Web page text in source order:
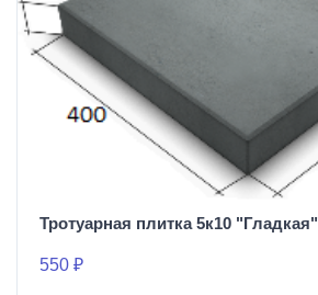
Тротуарная плитка 5к10 "Гладкая"
550 ₽